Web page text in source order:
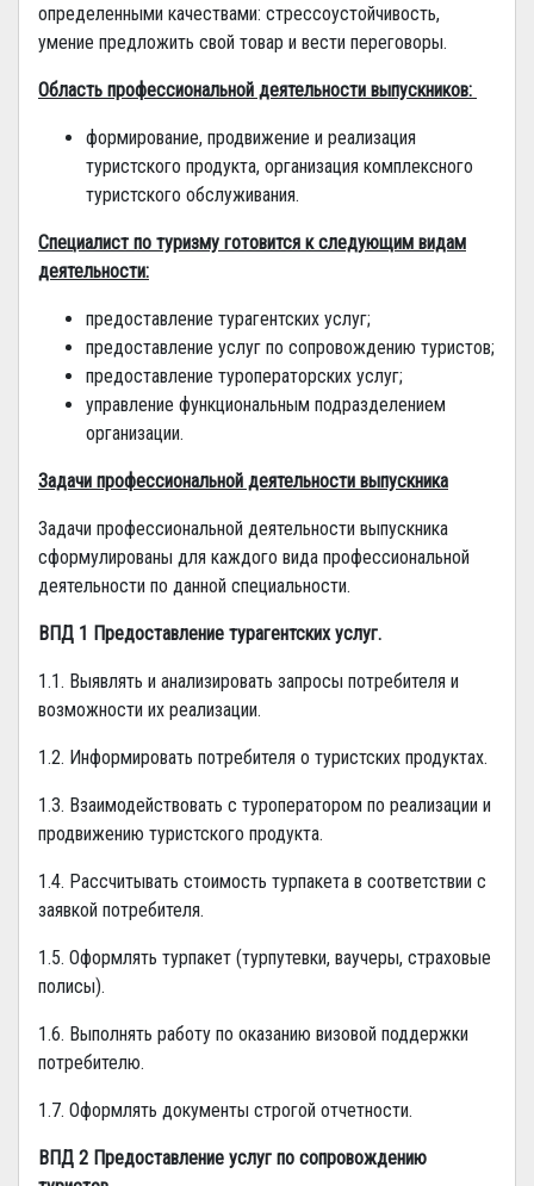
определенными качествами: стрессоустойчивость,
умение предложить свой товар и вести переговоры.
Область профессиональной деятельности выпускников:
формирование, продвижение и реализация
туристского продукта, организация комплексного
туристского обслуживания.
Специалист по туризму готовится к следующим видам
деятельности:
предоставление турагентских услуг;
предоставление услуг по сопровождению туристов;
предоставление туроператорских услуг;
управление функциональным подразделением
организации.
Задачи профессиональной деятельности выпускника
Задачи профессиональной деятельности выпускника
сформулированы для каждого вида профессиональной
деятельности по данной специальности.
ВПД 1 Предоставление турагентских услуг.
1.1. Выявлять и анализировать запросы потребителя и
возможности их реализации.
1.2. Информировать потребителя о туристских продуктах.
1.3. Взаимодействовать с туроператором по реализации и
продвижению туристского продукта.
1.4. Рассчитывать стоимость турпакета в соответствии с
заявкой потребителя.
1.5. Оформлять турпакет (турпутевки, ваучеры, страховые
полисы).
1.6. Выполнять работу по оказанию визовой поддержки
потребителю.
1.7. Оформлять документы строгой отчетности.
ВПД 2 Предоставление услуг по сопровождению